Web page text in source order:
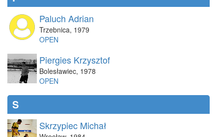
Paluch Adrian
Trzebnica, 1979
OPEN
Piergies Krzysztof
Bolesławiec, 1978
OPEN
S
Skrzypiec Michał